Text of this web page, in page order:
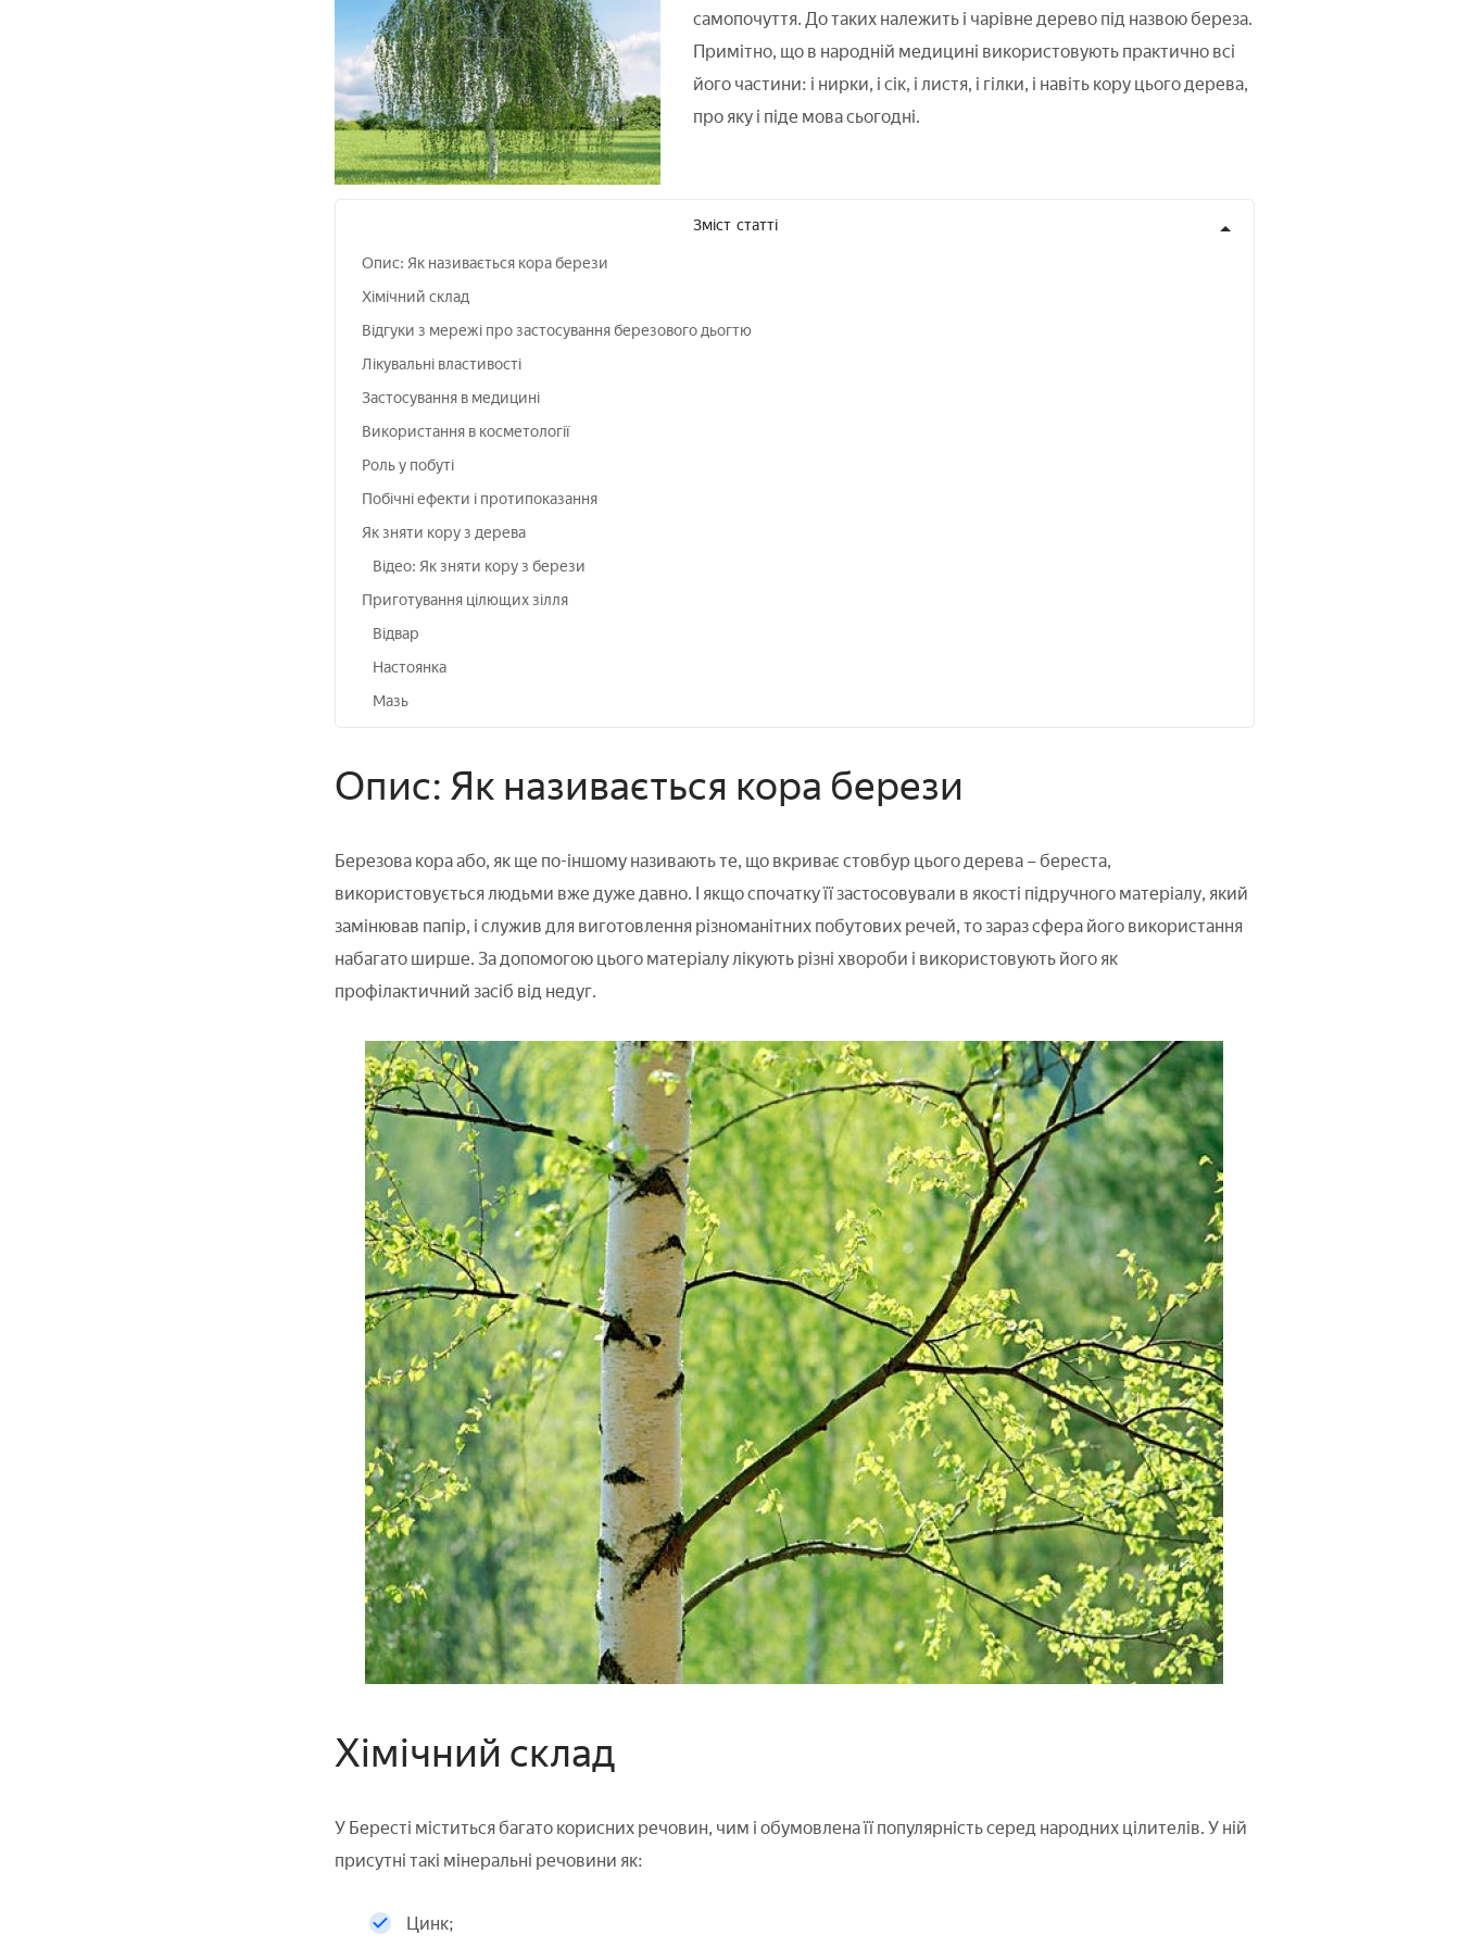
самопочуття. До таких належить і чарівне дерево під назвою береза.
Примітно, що в народній медицині використовують практично всі
його частини: і нирки, і сік, і листя, і гілки, і навіть кору цього дерева,
про яку і піде мова сьогодні.
Зміст статті
Опис: Як називається кора берези
Хімічний склад
Відгуки з мережі про застосування березового дьогтю
Лікувальні властивості
Застосування в медицині
Використання в косметології
Роль у побуті
Побічні ефекти і протипоказання
Як зняти кору з дерева
Відео: Як зняти кору з берези
Приготування цілющих зілля
Відвар
Настоянка
Мазь
Опис: Як називається кора берези
Березова кора або, як ще по-іншому називають те, що вкриває стовбур цього дерева – береста,
використовується людьми вже дуже давно. І якщо спочатку її застосовували в якості підручного матеріалу, який
замінював папір, і служив для виготовлення різноманітних побутових речей, то зараз сфера його використання
набагато ширше. За допомогою цього матеріалу лікують різні хвороби і використовують його як
профілактичний засіб від недуг.
Хімічний склад
У Бересті міститься багато корисних речовин, чим і обумовлена її популярність серед народних цілителів. У ній
присутні такі мінеральні речовини як:
Цинк;